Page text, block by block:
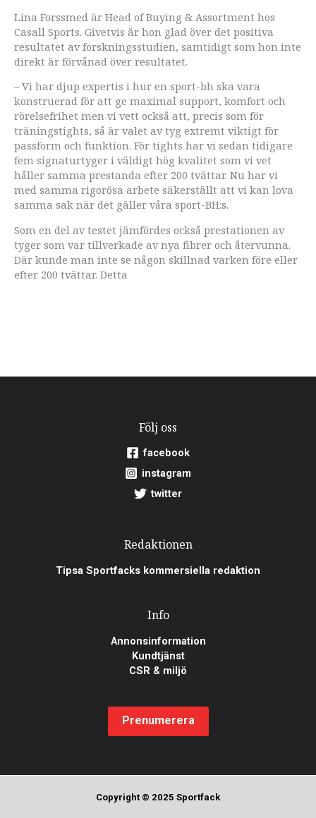
Lina Forssmed är Head of Buying & Assortment hos
Casall Sports. Givetvis är hon glad över det positiva
resultatet av forskningsstudien, samtidigt som hon inte
direkt är förvånad över resultatet.
– Vi har djup expertis i hur en sport-bh ska vara
konstruerad för att ge maximal support, komfort och
rörelsefrihet men vi vett också att, precis som för
träningstights, så är valet av tyg extremt viktigt för
passform och funktion. För tights har vi sedan tidigare
fem signaturtyger i väldigt hög kvalitet som vi vet
håller samma prestanda efter 200 tvättar. Nu har vi
med samma rigorösa arbete säkerställt att vi kan lova
samma sak när det gäller våra sport-BH:s.
Som en del av testet jämfördes också prestationen av
tyger som var tillverkade av nya fibrer och återvunna.
Där kunde man inte se någon skillnad varken före eller
efter 200 tvättar. Detta
Följ oss
facebook
instagram
twitter
Redaktionen
Tipsa Sportfacks kommersiella redaktion
Info
Annonsinformation
Kundtjänst
CSR & miljö
Prenumerera
Copyright © 2025 Sportfack